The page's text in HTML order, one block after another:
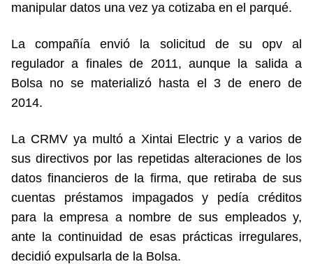
manipular datos una vez ya cotizaba en el parqué.
La compañía envió la solicitud de su opv al
regulador a finales de 2011, aunque la salida a
Bolsa no se materializó hasta el 3 de enero de
2014.
La CRMV ya multó a Xintai Electric y a varios de
sus directivos por las repetidas alteraciones de los
datos financieros de la firma, que retiraba de sus
cuentas préstamos impagados y pedía créditos
para la empresa a nombre de sus empleados y,
ante la continuidad de esas prácticas irregulares,
decidió expulsarla de la Bolsa.